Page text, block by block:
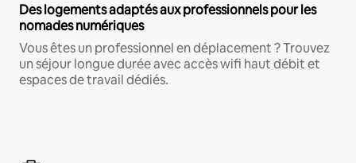
Des logements adaptés aux professionnels pour les
nomades numériques
Vous êtes un professionnel en déplacement ? Trouvez
un séjour longue durée avec accès wifi haut débit et
espaces de travail dédiés.